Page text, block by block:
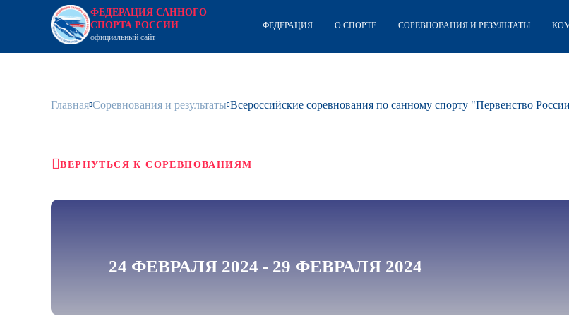
ФЕДЕРАЦИЯ САННОГО
СПОРТА РОССИИ
официальный сайт
ФЕДЕРАЦИЯ О СПОРТЕ СОРЕВНОВАНИЯ И РЕЗУЛЬТАТЫ
Главная Соревнования и результаты Всероссийские соревнования по санному спорту "Первенство
ВЕРНУТЬСЯ К СОРЕВНОВАНИЯМ
24 ФЕВРАЛЯ 2024 - 29 ФЕВРАЛЯ 2024